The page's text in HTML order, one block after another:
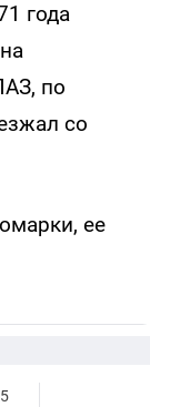
года
по
со
ее